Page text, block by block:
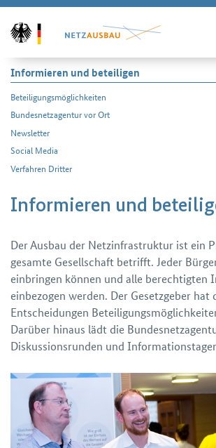
Informieren und beteiligen
Beteiligungs­möglichkeiten
Bundesnetzagentur vor Ort
Newsletter
Social Media
Verfahren Dritter
Informieren und
Der Ausbau der Netzinfrastruktur ist ein
gesamte Gesellschaft betrifft. Jeder
einbringen können und alle berechtigten
einbezogen werden. Der Gesetzgeber hat
Entscheidungen
Darüber hinaus lädt die
Diskussionsrunden und